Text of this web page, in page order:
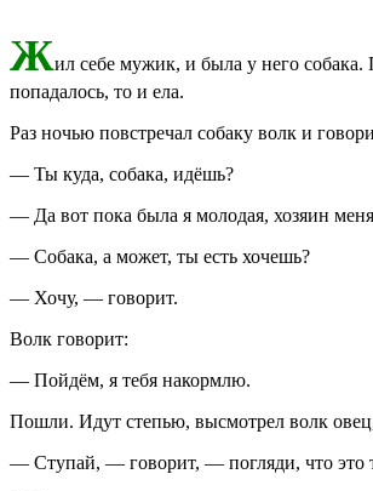
Жил себе мужик, и была у него собака.
попадалось, то и ела.
Раз ночью повстречал собаку волк и
— Ты куда, собака, идёшь?
— Да вот пока была я молодая, хозяин меня
— Собака, а может, ты есть хочешь?
— Хочу, — говорит.
Волк говорит:
— Пойдём, я тебя накормлю.
Пошли. Идут степью, высмотрел волк
— Ступай, — говорит, — погляди, что это